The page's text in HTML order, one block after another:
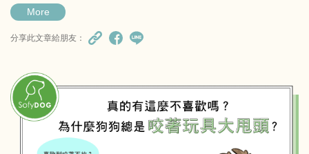
More
分享此文章給朋友：